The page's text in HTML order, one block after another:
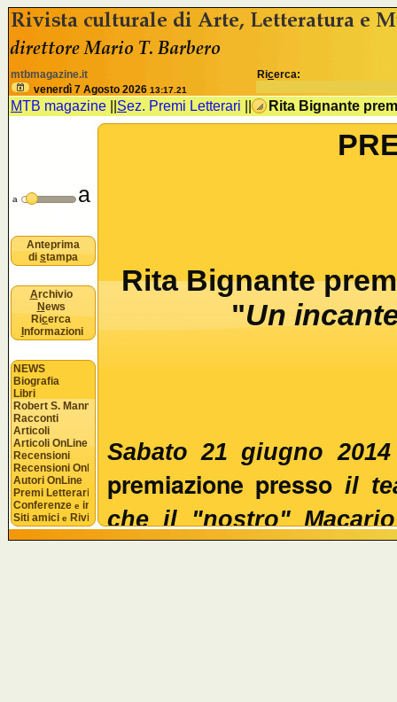
B
u
n
venerdì 7 Agosto 2026 13:17.22
mtbmagazine.it Ricerca:
MTB magazine Sez. Premi Letterari Rita Bignante
<% //deve esistere nomeSezione e idSezione come variabili
Rita Bignante
"Un
Sabato 21 giugno
premiazione presso il
che il "nostro"
a a
Anteprima
di stampa
Archivio
News
Ricerca
nformazioni
NEWS
Biografia
Libri
Robert S. Mannon
Racconti
Articoli
Articoli OnLine
Recensioni
Recensioni OnLine
Autori OnLine
Premi Letterari
Conferenze e interviste
Siti amici e Riviste